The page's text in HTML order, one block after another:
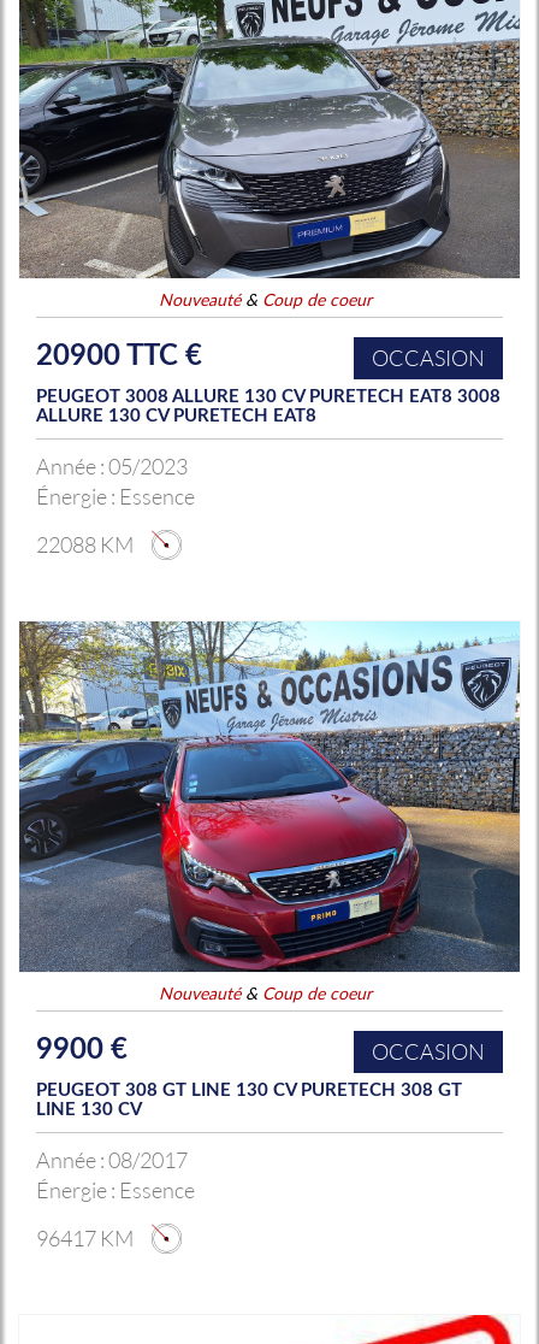
Nouveauté& Coup de coeur
20900 TTC € OCCASION
PEUGEOT 3008 ALLURE 130 CV PURETECH EAT8 3008
ALLURE 130 CV PURETECH EAT8
Année :05/2023
Énergie : Essence
22088 KM
Nouveauté& Coup de coeur
9900 € OCCASION
PEUGEOT 308 GT LINE 130 CV PURETECH 308 GT
LINE 130 CV
Année :08/2017
Énergie : Essence
96417 KM